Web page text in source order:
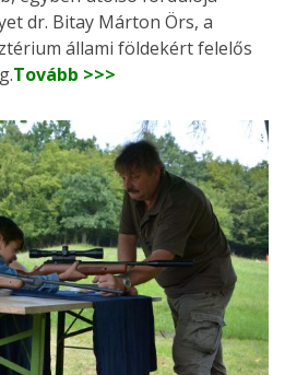
dr. Bitay Márton Örs, a
állami földekért felelős
Tovább >>>